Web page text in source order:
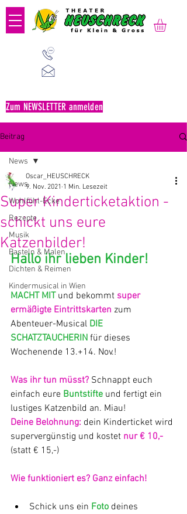
Zum NEWSLETTER anmelden
Beitrag
News
Wohlfühl-Ecke
Rezepte
Musik
Basteln & Malen
Dichten & Reimen
Kindermusical in Wien
News
Super Kinderticketaktion -
schickt uns eure
Katzenbilder!
Oscar_HEUSCHRECK
9. Nov. 2021 1 Min. Lesezeit
Hallo ihr lieben Kinder!
MACHT MIT und bekommt super
ermäßigte Eintrittskarten zum
Abenteuer-Musical DIE
SCHATZTAUCHERIN für dieses
Wochenende 13.+14. Nov.!
Was ihr tun müsst? Schnappt euch
einfach eure Buntstifte und fertigt ein
lustiges Katzenbild an. Miau!
Deine Belohnung: dein Kinderticket wird
supervergünstig und kostet nur € 10,-
(statt € 15,-)
Wie funktioniert es? Ganz einfach!
Schick uns ein Foto deines